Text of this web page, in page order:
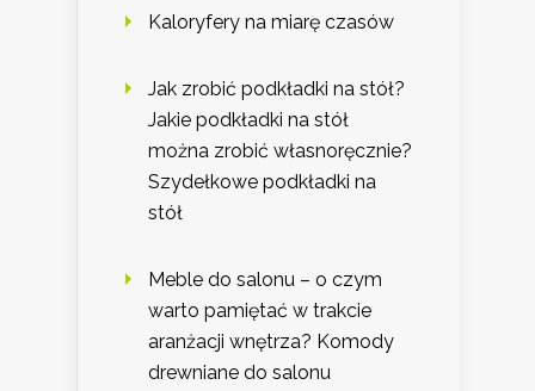
Kaloryfery na miarę czasów
Jak zrobić podkładki na stół?
Jakie podkładki na stół
można zrobić własnoręcznie?
Szydełkowe podkładki na
stół
Meble do salonu – o czym
warto pamiętać w trakcie
aranżacji wnętrza? Komody
drewniane do salonu